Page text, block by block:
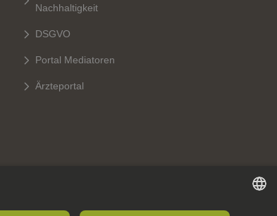
Nachhaltigkeit
DSGVO
Portal Mediatoren
Ärzteportal